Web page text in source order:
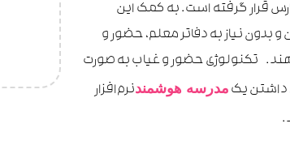
قرار گرفته است. به کمک این
بدون نیاز به دفاتر معلم، حضور و
تکنولوژی حضور و غیاب به صورت
داشتن یک مدرسه هوشمندنرم‌افزار